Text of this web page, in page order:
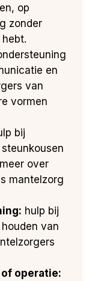
op
zonder
en
van
vormen
bij
over
mantelzorg
hulp bij
van
operatie: